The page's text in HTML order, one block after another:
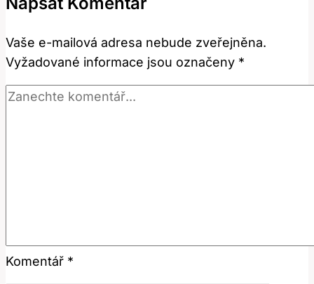
o
Nosu
Vaše e-mailová adresa nebude zveřejněna.
Vyžadované informace jsou označeny *
Komentář *